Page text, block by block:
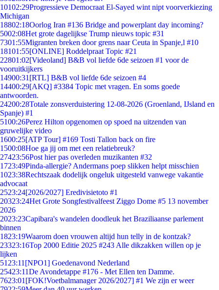
10102:29Progressieve Democraat El-Sayed wint nipt voorverkiezing
Michigan
18802:18Oorlog Iran #136 Bridge and powerplant day incoming?
5002:08Het grote dagelijkse Trump nieuws topic #31
7301:55Migranten breken door grens naar Ceuta in Spanje,l #10
18101:55[ONLINE] Roddelpraat Topic #21
22801:02[Videoland] B&B vol liefde 6de seizoen #1 voor de
vooruitkijkers
14900:31 [RTL] B&B vol liefde 6de seizoen #4
14400:29[AKQ] #3384 Topic met vragen. En soms goede
antwoorden.
24200:28Totale zonsverduistering 12-08-2026 (Groenland, IJsland en
Spanje) #1
5100:26Perez Hilton opgenomen op spoed na uitzenden van
gruwelijke video
1600:25[ATP Tour] #169 Tosti Tallon back on fire
1500:08Hoe ga jij om met een relatiebreuk?
27423:56Post hier pas overleden muzikanten #32
1723:49Pinda-allergie? Andermans poep slikken helpt misschien
1023:38Rechtszaak dodelijk ongeluk uitgesteld vanwege vakantie
advocaat
2523:24[2026/2027] Eredivisietoto #1
20323:24Het Grote Songfestivalfeest Ziggo Dome #5 13 november
2026
2023:23Capibara's wandelen doodleuk het Braziliaanse parlement
binnen
1823:19Waarom doen vrouwen altijd hun telly in de kontzak?
23323:16Top 2000 Editie 2025 #243 Alle dikzakken willen op je
lijken
51 23:11 [NPO1] Goedenavond Nederland
25423:11De Avondetappe #176 - Met Ellen ten Damme.
7623:01 [FOK!Voetbalmanager 2026/2027] #1 We zijn er weer